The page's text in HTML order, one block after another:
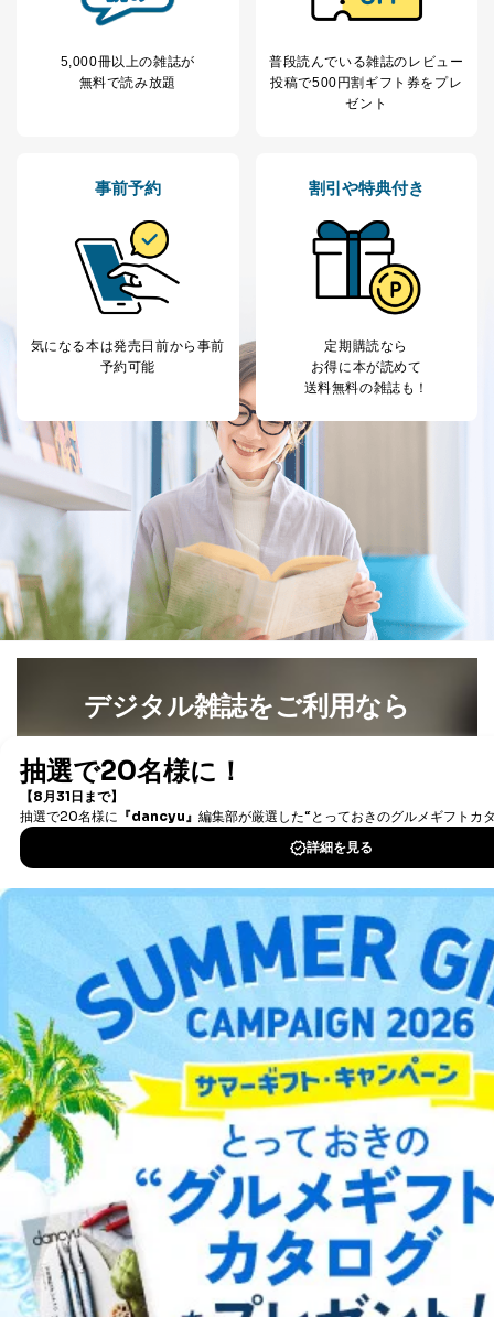
①利用目的を本人に通知し、又は公表することによって
害するおそれがある場合
②利用目的を本人に通知し、又は公表することによって
当該事業者の権利又は正当な利益を害するおそれがある
用目的を本人に通知し、又は公表することによって当該
事務の遂行に支障を及ぼすおそれがあるとき
④開示対象個人情報の利用目的が明らかな場合
開示対象個人情報については、保有個人データの本人ま
たはその代理人からの利用目的の通知、開示、変更等
（内容の訂正、追加または削除）、利用停止等（「利用
に対応させていただいております。 当社顧客の皆様の
個人情報は「マイページ」にログインしていただくこと
で、訂正、追加、変更を行っていただくことが出来ま
す。マイページをご利用いただけない方、その他の方に
つきましては、下記Aをご覧ください。 また、ご登録い
ただいた個人情報のうち、市町村などの名称および郵便
番号、金融機関の名称あるいはクレジットカードの有効
期限など、商品のお届けやご請求を行う上で支障がある
情報に変更があった場合には、当社が登録情報を変更さ
せていただく場合があります。
A.開示等の求めの申し出先、提出していただく書面等
開示等の求めは、電話又は電子メールにて下記までお申
し付けください。開示等の求めに際して提出していただ
く書面等については、その際にご案内いたします。
TEL:0570-200-223
株式会社富士山マガジンサービス 個人情報問い合わせ
係
受付時間：10:00～17:00（土、日、祝、年末年始休業）
■電子メールによる場合
e-mail：cs@fujisan.co.jp
B.開示等の対応に際して、以下記載の項目のうち2項目
商品を購入された個人のお客様：氏名、住所、電話番
号、顧客番号、メールアドレス
商品を購入された法人のお客様：氏名、会社名、部署
名、会社住所、電話番号、顧客番号、メールアドレス
採用に応募された方：氏名、住所、所属学校（会社）
名
お取引先様：会社名、部署名、氏名、住所
株主様：氏名、住所、（会社名）
C.代理人様による開示等のご請求
開示等のご請求をすることについて代理人に委任する場
合は、前項の書類に加えて、下記書類をご同封くださ
い。
ご本人様が委任状に捺印し、捺印した印鑑の印鑑登
録証明書を添付してください。
代理人様が親権者などの法定代理人の場合は、委任
状に代えて、ご本人様との関係がわかる戸籍謄本も
しくは抄本、または住民票をご提出いただくことも
5,000冊以上の雑誌が
無料で読み放題
普段読んでいる雑誌のレビュー
投稿で500円割ギフト券をプレ
ゼント
事前予約
気になる本は発売日前から事前
予約可能
割引や特典付き
定期購読なら
お得に本が読めて
送料無料の雑誌も！
デジタル雑誌をご利用なら
書籍）が無料で読み放題！
DOWNLOAD FOR IOS
DOWNLOAD FOR ANDROID
ご利用方法はこちら
総合案内
アフィリエイト 採用情報
プレスリリース お問い合わせ
利用規約プライバシーポリシー 特定商取引法に基づく表示
出版社の皆様へ
投資家の皆様へサイトマップ